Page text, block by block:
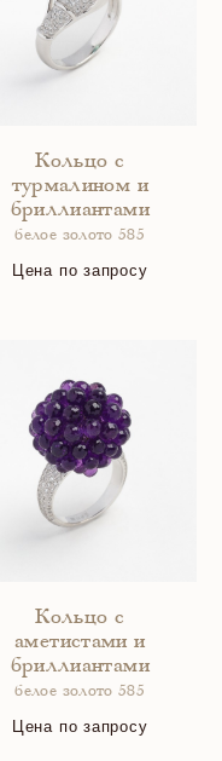
Кольцо с
турмалином и
бриллиантами
белое золото 585
Цена по запросу
Кольцо с
аметистами и
бриллиантами
белое золото 585
Цена по запросу